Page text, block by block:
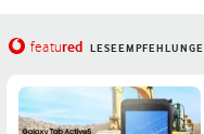
featured